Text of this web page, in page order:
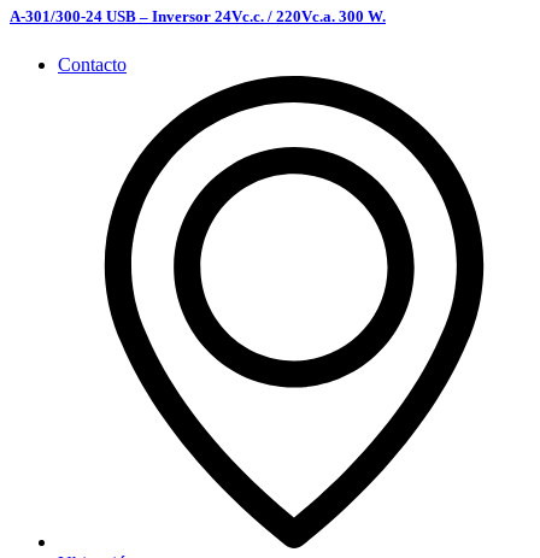
A-301/300-24 USB – Inversor 24Vc.c. / 220Vc.a. 300 W.
Contacto